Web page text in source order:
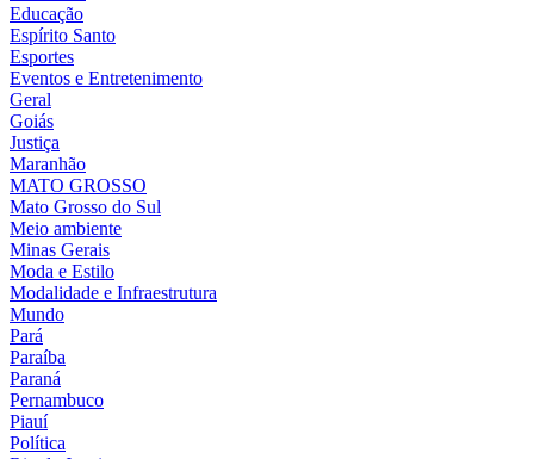
Educação
Espírito Santo
Esportes
Eventos e Entretenimento
Geral
Goiás
Justiça
Maranhão
MATO GROSSO
Mato Grosso do Sul
Meio ambiente
Minas Gerais
Moda e Estilo
Modalidade e Infraestrutura
Mundo
Pará
Paraíba
Paraná
Pernambuco
Piauí
Política